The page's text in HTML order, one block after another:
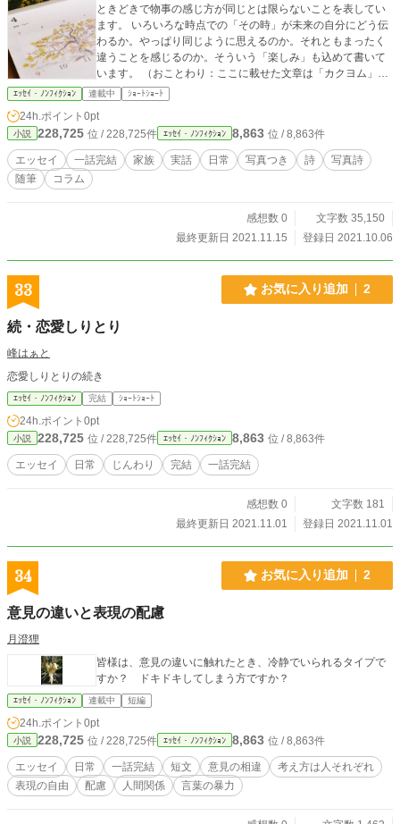
ときどきで物事の感じ方が同じとは限らないことを表してい
ます。 いろいろな時点での「その時」が未来の自分にどう伝
わるか。やっぱり同じように思えるのか。それともまったく
違うことを感じるのか。そういう「楽しみ」も込めて書いて
います。 （おことわり：ここに載せた文章は「カクヨム」と
「小説家になろう」にも公開しています。ただし、この2つの
サイトでは挿絵の制限があるので、それに合わせて文章も変
えています。したがって、ここが最も先行していて、カクヨ
ム、小説家になろうの順に更新しています。）
ｴｯｾｲ・ﾉﾝﾌｨｸｼｮﾝ 連載中 ｼｮｰﾄｼｮｰﾄ
24h.ポイント 0pt
小説 228,725 位 / 228,725件 ｴｯｾｲ・ﾉﾝﾌｨｸｼｮﾝ 8,863 位 / 8,863件
エッセイ 一話完結 家族 実話 日常 写真つき 詩
写真詩
随筆
コラム
感想数 0
文字数 35,150
最終更新日 2021.11.15
登録日 2021.10.06
33 お気に入り追加 2
続・恋愛しりとり
峰はぁと
恋愛しりとりの続き
ｴｯｾｲ・ﾉﾝﾌｨｸｼｮﾝ 完結 ｼｮｰﾄｼｮｰﾄ
24h.ポイント 0pt
小説 228,725 位 / 228,725件 ｴｯｾｲ・ﾉﾝﾌｨｸｼｮﾝ 8,863 位 / 8,863件
エッセイ 日常 じんわり 完結 一話完結
感想数 0
文字数 181
最終更新日 2021.11.01
登録日 2021.11.01
34 お気に入り追加 2
意見の違いと表現の配慮
月澄狸
皆様は、意見の違いに触れたとき、冷静でいられるタイプで
すか？ ドキドキしてしまう方ですか？
ｴｯｾｲ・ﾉﾝﾌｨｸｼｮﾝ 連載中 短編
24h.ポイント 0pt
小説 228,725 位 / 228,725件 ｴｯｾｲ・ﾉﾝﾌｨｸｼｮﾝ 8,863 位 / 8,863件
エッセイ 日常 一話完結 短文 意見の相違
考え方は人それぞれ
表現の自由
配慮 人間関係 言葉の暴力